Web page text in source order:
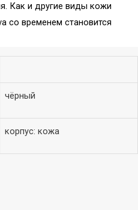
Сетевое
оборудование
Wi-Fi РОУТЕРЫ
Wi-Fi USB-адаптер
Адаптер PCI-E
VPN роутер
Как и другие виды кожи
со временем становится
чёрный
корпус: кожа